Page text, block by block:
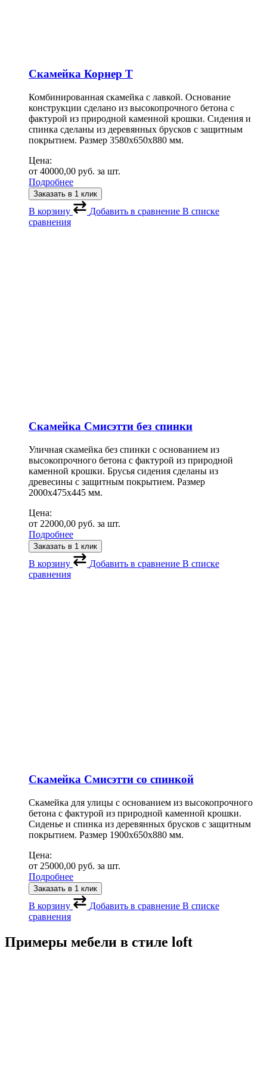
Скамейка Корнер Т
Комбинированная скамейка с лавкой. Основание
конструкции сделано из высокопрочного бетона с
фактурой из природной каменной крошки. Сидения и
спинка сделаны из деревянных брусков с защитным
покрытием. Размер 3580х650х880 мм.
Цена:
от 40000,00 руб. за шт.
Подробнее
Заказать в 1 клик
В корзину Добавить в сравнение В списке
сравнения
Скамейка Смисэтти без спинки
Уличная скамейка без спинки с основанием из
высокопрочного бетона с фактурой из природной
каменной крошки. Брусья сидения сделаны из
древесины с защитным покрытием. Размер
2000х475х445 мм.
Цена:
от 22000,00 руб. за шт.
Подробнее
Заказать в 1 клик
В корзину Добавить в сравнение В списке
сравнения
Скамейка Смисэтти со спинкой
Скамейка для улицы с основанием из высокопрочного
бетона с фактурой из природной каменной крошки.
Сиденье и спинка из деревянных брусков с защитным
покрытием. Размер 1900х650х880 мм.
Цена:
от 25000,00 руб. за шт.
Подробнее
Заказать в 1 клик
В корзину Добавить в сравнение В списке
сравнения
Примеры мебели в стиле loft